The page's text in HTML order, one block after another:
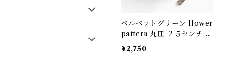
ベルベットグリーン flower
pattern 丸皿 ２５センチ 陶
器 よしざわ窯 益子
¥2,750